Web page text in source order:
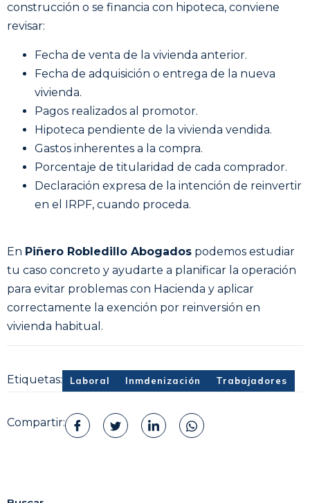
construcción o se financia con hipoteca, conviene
revisar:
Fecha de venta de la vivienda anterior.
Fecha de adquisición o entrega de la nueva
vivienda.
Pagos realizados al promotor.
Hipoteca pendiente de la vivienda vendida.
Gastos inherentes a la compra.
Porcentaje de titularidad de cada comprador.
Declaración expresa de la intención de reinvertir
en el IRPF, cuando proceda.
En Piñero Robledillo Abogados podemos estudiar
tu caso concreto y ayudarte a planificar la operación
para evitar problemas con Hacienda y aplicar
correctamente la exención por reinversión en
vivienda habitual.
Etiquetas: Laboral Inmdenización Trabajadores
Compartir: